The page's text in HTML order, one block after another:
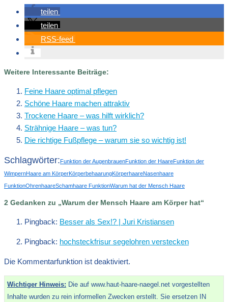
teilen
teilen
RSS-feed
Weitere Interessante Beiträge:
Feine Haare optimal pflegen
Schöne Haare machen attraktiv
Trockene Haare – was hilft wirklich?
Strähnige Haare – was tun?
Die richtige Fußpflege – warum sie so wichtig ist!
Schlagwörter:Funktion der AugenbrauenFunktion der HaareFunktion der
WimpernHaare am KörperKörperbehaarungKörperhaareNasenhaare
FunktionOhrenhaareSchamhaare FunktionWarum hat der Mensch Haare
2 Gedanken zu „Warum der Mensch Haare am Körper hat“
Pingback: Besser als Sex!? | Juri Kristiansen
Pingback: hochsteckfrisur segelohren verstecken
Die Kommentarfunktion ist deaktiviert.
Wichtiger Hinweis: Die auf www.haut-haare-naegel.net vorgestellten
Inhalte wurden zu rein informellen Zwecken erstellt. Sie ersetzen IN